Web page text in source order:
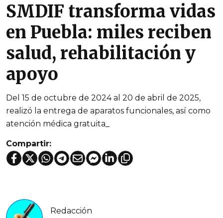
SMDIF transforma vidas
en Puebla: miles reciben
salud, rehabilitación y
apoyo
Del 15 de octubre de 2024 al 20 de abril de 2025,
realizó la entrega de aparatos funcionales, así como
atención médica gratuita_
Compartir:
Redacción